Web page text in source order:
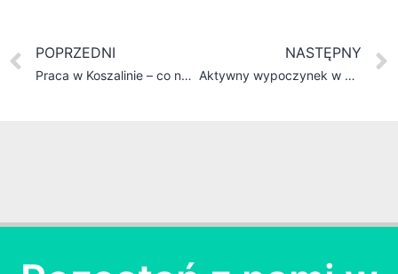
POPRZEDNI
Praca w Koszalinie – co należy wiedzieć?
NASTĘPNY
Aktywny wypoczynek w Koszalinie